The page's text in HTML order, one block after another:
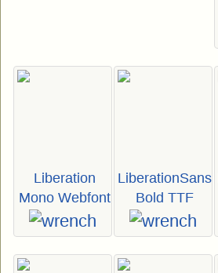
Liberation
Mono Webfont
LiberationSans
Bold TTF